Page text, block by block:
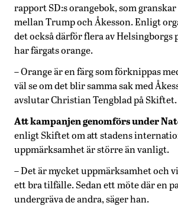
rapport SD:s orangebok, som
mellan Trump och Åkesson. Enligt
det också därför flera av Helsingborgs
har färgats orange.
– Orange är en färg som förknippas
väl se om det blir samma sak med
avslutar Christian Tengblad på Skiftet.
Att kampanjen genomförs under
enligt Skiftet om att stadens
uppmärksamhet är större än vanligt.
– Det är mycket uppmärksamhet och
ett bra tilfälle. Sedan ett möte där en
undergräva de andra, säger han.